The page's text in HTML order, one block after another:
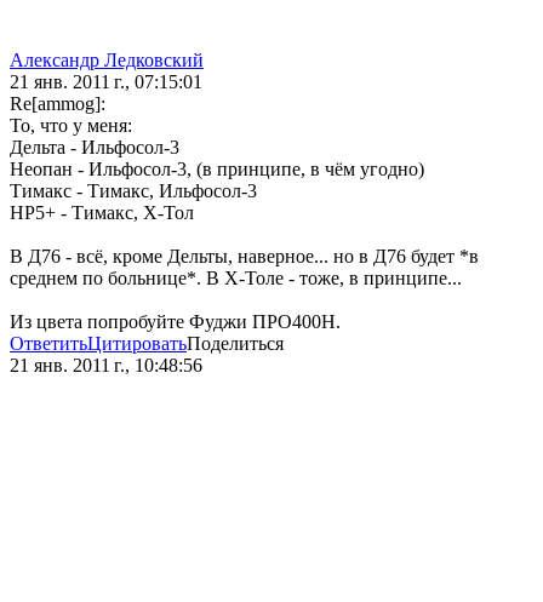
Александр Ледковский
21 янв. 2011 г., 07:15:01
Re[ammog]:
То, что у меня:
Дельта - Ильфосол-3
Неопан - Ильфосол-3, (в принципе, в чём угодно)
Тимакс - Тимакс, Ильфосол-3
НР5+ - Тимакс, Х-Тол
В Д76 - всё, кроме Дельты, наверное... но в Д76 будет *в
среднем по больнице*. В Х-Толе - тоже, в принципе...
Из цвета попробуйте Фуджи ПРО400Н.
ОтветитьЦитироватьПоделиться
21 янв. 2011 г., 10:48:56